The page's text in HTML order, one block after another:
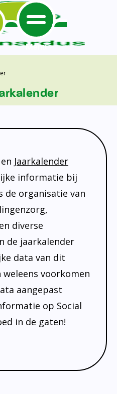
op school
Gezin
opvang
(AC)
(MR)
Menu
en Jaarkalender
informatie bij
de organisatie van
diverse
de jaarkalender
data van dit
voorkomen
aangepast
op Social
in de gaten!